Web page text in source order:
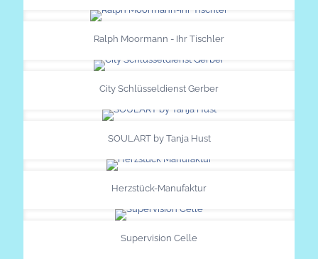
Ralph Moormann - Ihr Tischler
City Schlüsseldienst Gerber
SOULART by Tanja Hust
Herzstück-Manufaktur
Supervision Celle